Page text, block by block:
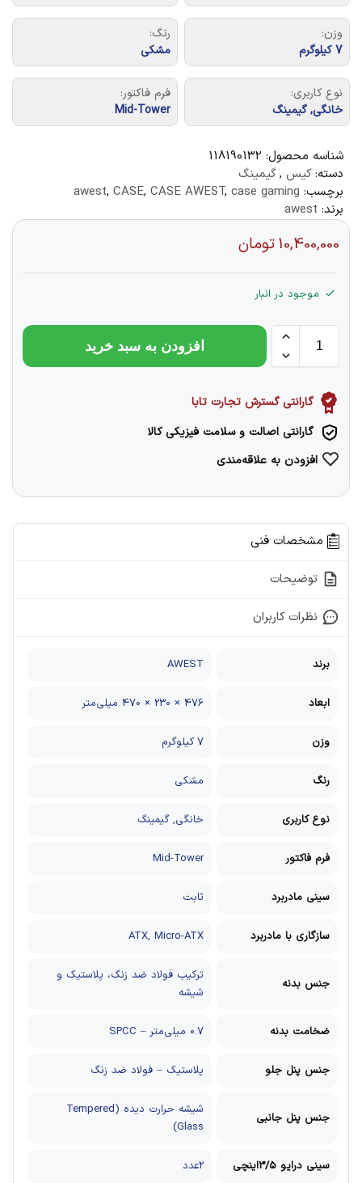
وزن:
7 کیلوگرم
رنگ:
مشکی
نوع کاربری:
خانگی, گیمینگ
فرم فاکتور:
Mid-Tower
شناسه محصول: 118190132
دسته:کیس ,گیمینگ
برچسب:
awest, CASE, CASE AWEST, case gaming
برند: awest
10,400,000تومان
موجود در انبار
افزودن به سبد خرید
گارانتی گسترش تجارت تابا
گارانتی اصالت و سلامت فیزیکی کالا
افزودن به علاقه‌مندی
مشخصات فنی
توضیحات
نظرات کاربران
برند AWEST
ابعاد 476 × 230 × 470 میلی‌متر
وزن 7 کیلوگرم
رنگ مشکی
نوع کاربری خانگی, گیمینگ
فرم فاکتور Mid-Tower
سینی مادربرد ثابت
سازگاری با مادربرد ATX, Micro-ATX
جنس بدنه
ترکیب فولاد ضد زنگ، پلاستیک و
شیشه
ضخامت بدنه 0.7 میلی‌متر – SPCC
جنس پنل جلو پلاستیک – فولاد ضد زنگ
جنس پنل جانبی
شیشه حرارت دیده (Tempered
Glass)
سینی درایو 3/5اینچی 2عدد